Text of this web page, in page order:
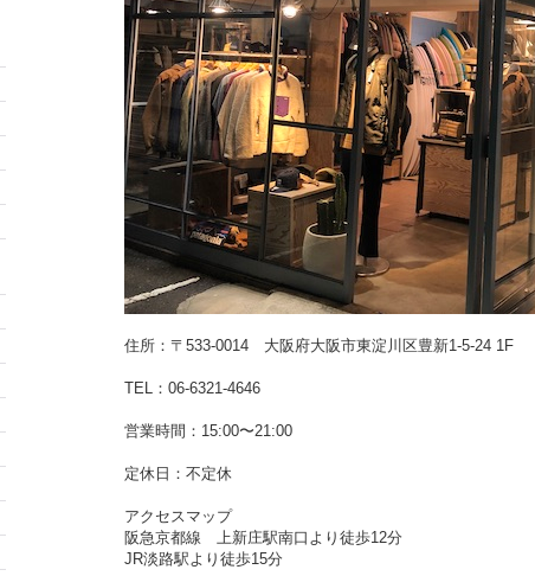
住所：〒533-0014 大阪府大阪市東淀川区豊新1-5-24 1F
TEL：06-6321-4646
営業時間：15:00〜21:00
定休日：不定休
アクセスマップ
阪急京都線 上新庄駅南口より徒歩12分
JR淡路駅より徒歩15分